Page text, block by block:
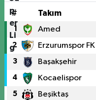
# Takım
1 Amed
2 Erzurumspor FK
3 Başakşehir
4 Kocaelispor
5 Beşiktaş